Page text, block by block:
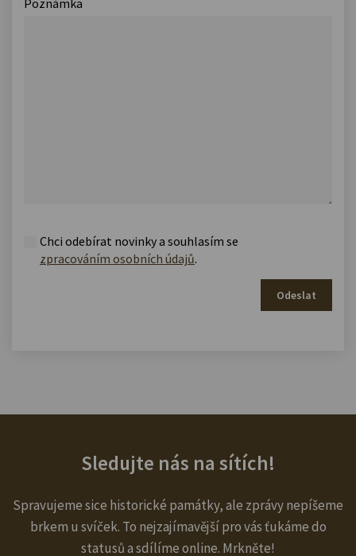
Chci odebírat novinky a souhlasím se
zpracováním osobních údajů.
Odeslat
Sledujte nás na sítích!
Spravujeme sice historické památky, ale zprávy nepíšeme
brkem u svíček. To nejzajímavější pro vás ťukáme do
statusů a sdílíme online. Mrkněte!